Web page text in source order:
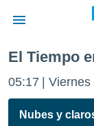
de
por
El Tiempo
05:17 Viernes
Nubes y